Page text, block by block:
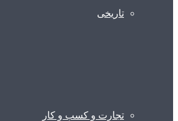
تاریخی
تجارت و کسب و کار